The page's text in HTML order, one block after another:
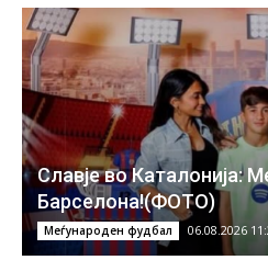
Славје во Каталонија:
Барселона!(ФОТО)
Меѓународен фудбал 06.08.2026